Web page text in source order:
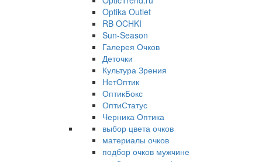
Optika Outlet
RB OCHKI
Sun-Season
Галерея Очков
Деточки
Культура Зрения
НетОптик
ОптикБокс
ОптиСтатус
Черника Оптика
выбор цвета очков
материалы очков
подбор очков мужчине